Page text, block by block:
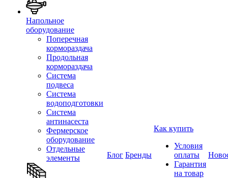
Напольное
оборудование
Поперечная
кормораздача
Продольная
кормораздача
Система
подвеса
Система
водоподготовки
Система
антинасеста
Фермерское
оборудование
Отдельные
элементы
Блог Бренды
Как купить
Условия
оплаты
Гарантия
на товар